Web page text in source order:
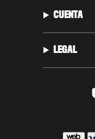
CUENTA
LEGAL